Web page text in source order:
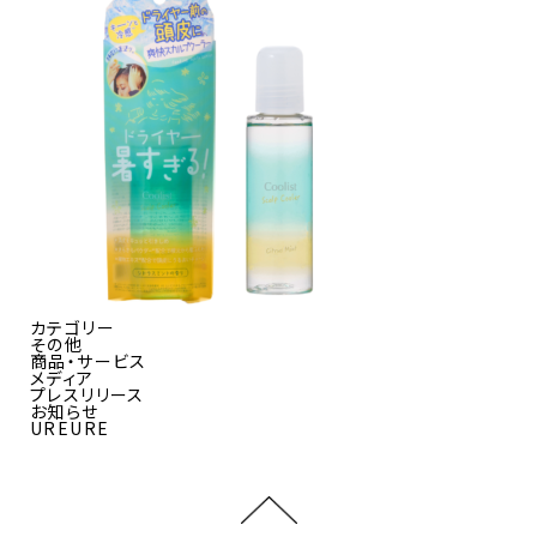
カテゴリー
その他
商品・サービス
メディア
プレスリリース
お知らせ
UREURE